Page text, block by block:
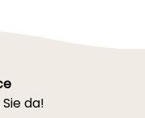
da!